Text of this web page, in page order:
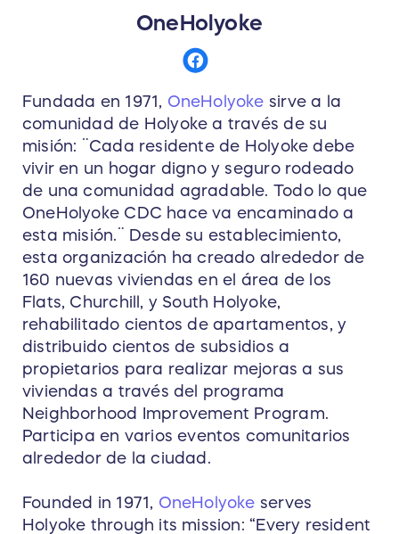
OneHolyoke
Fundada en 1971, OneHolyoke sirve a la
comunidad de Holyoke a través de su
misión: ¨Cada residente de Holyoke debe
vivir en un hogar digno y seguro rodeado
de una comunidad agradable. Todo lo que
OneHolyoke CDC hace va encaminado a
esta misión.¨ Desde su establecimiento,
esta organización ha creado alrededor de
160 nuevas viviendas en el área de los
Flats, Churchill, y South Holyoke,
rehabilitado cientos de apartamentos, y
distribuido cientos de subsidios a
propietarios para realizar mejoras a sus
viviendas a través del programa
Neighborhood Improvement Program.
Participa en varios eventos comunitarios
alrededor de la ciudad.
Founded in 1971, OneHolyoke serves
Holyoke through its mission: “Every resident